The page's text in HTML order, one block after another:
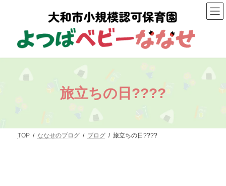
ス
ン
旅立ちの日????
TOP ななせのブログ ブログ 旅立ちの日????